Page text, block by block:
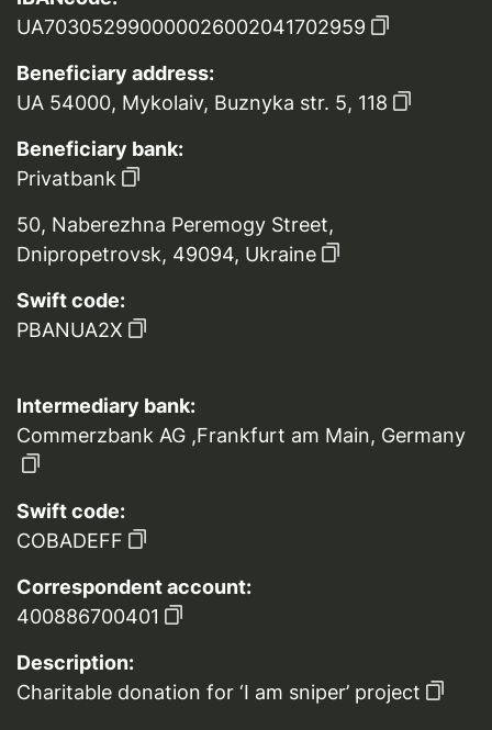
UA703052990000026002041702959
Beneficiary address:
UA 54000, Mykolaiv, Buznyka str. 5, 118
Beneficiary bank:
Privatbank
50, Naberezhna Peremogy Street,
Dnipropetrovsk, 49094, Ukraine
Swift code:
PBANUA2X
Intermediary bank:
Commerzbank AG ,Frankfurt am Main, Germany
Swift code:
COBADEFF
Correspondent account:
400886700401
Description:
Charitable donation for ‘I am sniper’ project